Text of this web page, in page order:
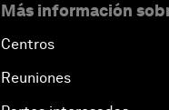
Más información
Centros
Reuniones